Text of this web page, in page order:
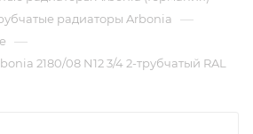
радиаторы Arbonia —
—
2180/08 N12 3/4 2-трубчатый RAL